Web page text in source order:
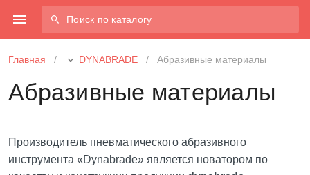
Поиск по каталогу
Главная / DYNABRADE / Абразивные материалы
Абразивные материалы
Производитель пневматического абразивного
инструмента «Dynabrade» является новатором по